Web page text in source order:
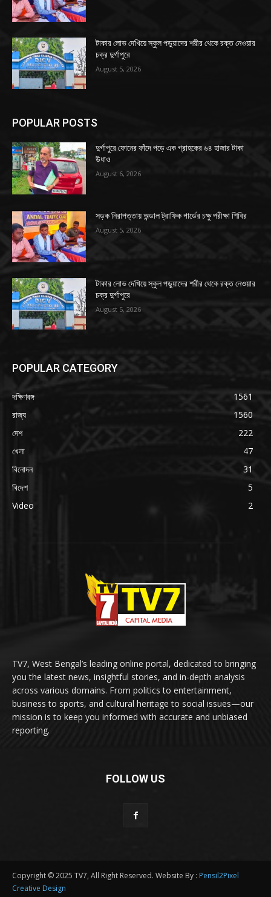
টাকার লোভ দেখিয়ে স্কুল পড়ুয়াদের শরীর থেকে রক্ত নেওয়ার
চক্র দুর্গাপুরে
August 5, 2026
POPULAR POSTS
দুর্গাপুরে ফোনের ফাঁদে পড়ে এক গ্রাহকের ৬৪ হাজার টাকা
উধাও
August 6, 2026
সড়ক নিরাপত্তায় অন্ডাল ট্রাফিক গার্ডের চক্ষু পরীক্ষা শিবির
August 5, 2026
টাকার লোভ দেখিয়ে স্কুল পড়ুয়াদের শরীর থেকে রক্ত নেওয়ার
চক্র দুর্গাপুরে
August 5, 2026
POPULAR CATEGORY
দক্ষিণবঙ্গ
1561
রাজ্য
1560
দেশ
222
খেলা
47
বিনোদন
31
বিদেশ
5
Video
2
TV7, West Bengal’s leading online portal, dedicated to bringing
you the latest news, insightful stories, and in-depth analysis
across various domains. From politics to entertainment,
business to sports, and cultural heritage to social issues—our
mission is to keep you informed with accurate and unbiased
reporting.
FOLLOW US
Copyright © 2025 TV7, All Right Reserved. Website By : Pensil2Pixel
Creative Design